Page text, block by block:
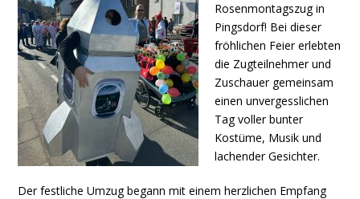
Rosenmontagszug in
Pingsdorf! Bei dieser
fröhlichen Feier erlebten
die Zugteilnehmer und
Zuschauer gemeinsam
einen unvergesslichen
Tag voller bunter
Kostüme, Musik und
lachender Gesichter.
Der festliche Umzug begann mit einem herzlichen Empfang